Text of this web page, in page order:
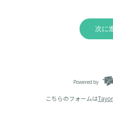
次に
Powered by
こちらのフォームは